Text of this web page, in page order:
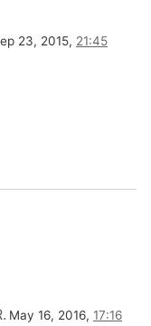
23, 2015, 21:45
May 16, 2016, 17:16